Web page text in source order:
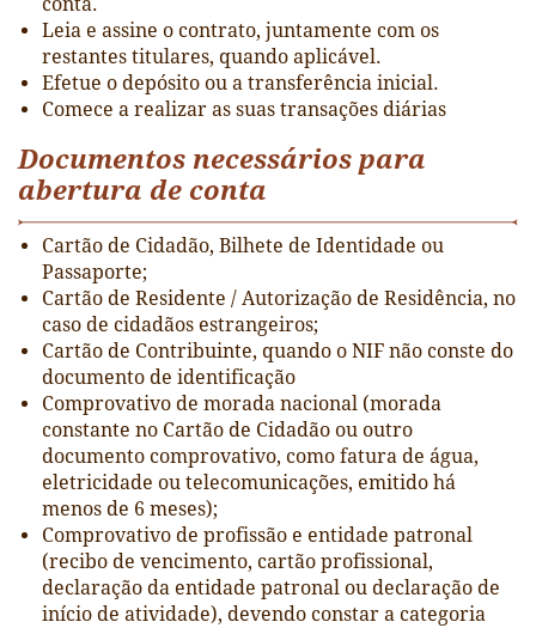
Leia e assine o contrato, juntamente com os
restantes titulares, quando aplicável.
Efetue o depósito ou a transferência inicial.
Comece a realizar as suas transações diárias
Documentos necessários para
abertura de conta
Cartão de Cidadão, Bilhete de Identidade ou
Passaporte;
Cartão de Residente / Autorização de Residência, no
caso de cidadãos estrangeiros;
Cartão de Contribuinte, quando o NIF não conste do
documento de identificação
Comprovativo de morada nacional (morada
constante no Cartão de Cidadão ou outro
documento comprovativo, como fatura de água,
eletricidade ou telecomunicações, emitido há
menos de 6 meses);
Comprovativo de profissão e entidade patronal
(recibo de vencimento, cartão profissional,
declaração da entidade patronal ou declaração de
início de atividade), devendo constar a categoria